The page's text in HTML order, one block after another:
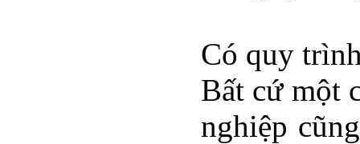
Có quy
Bất cứ một
nghiệp